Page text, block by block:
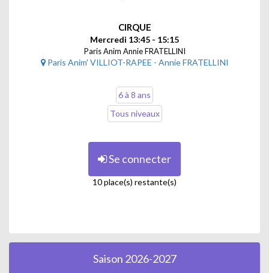
CIRQUE
Mercredi 13:45 - 15:15
Paris Anim Annie FRATELLINI
Paris Anim' VILLIOT-RAPEE - Annie FRATELLINI
6 à 8 ans
Tous niveaux
Se connecter
10 place(s) restante(s)
Saison 2026-2027